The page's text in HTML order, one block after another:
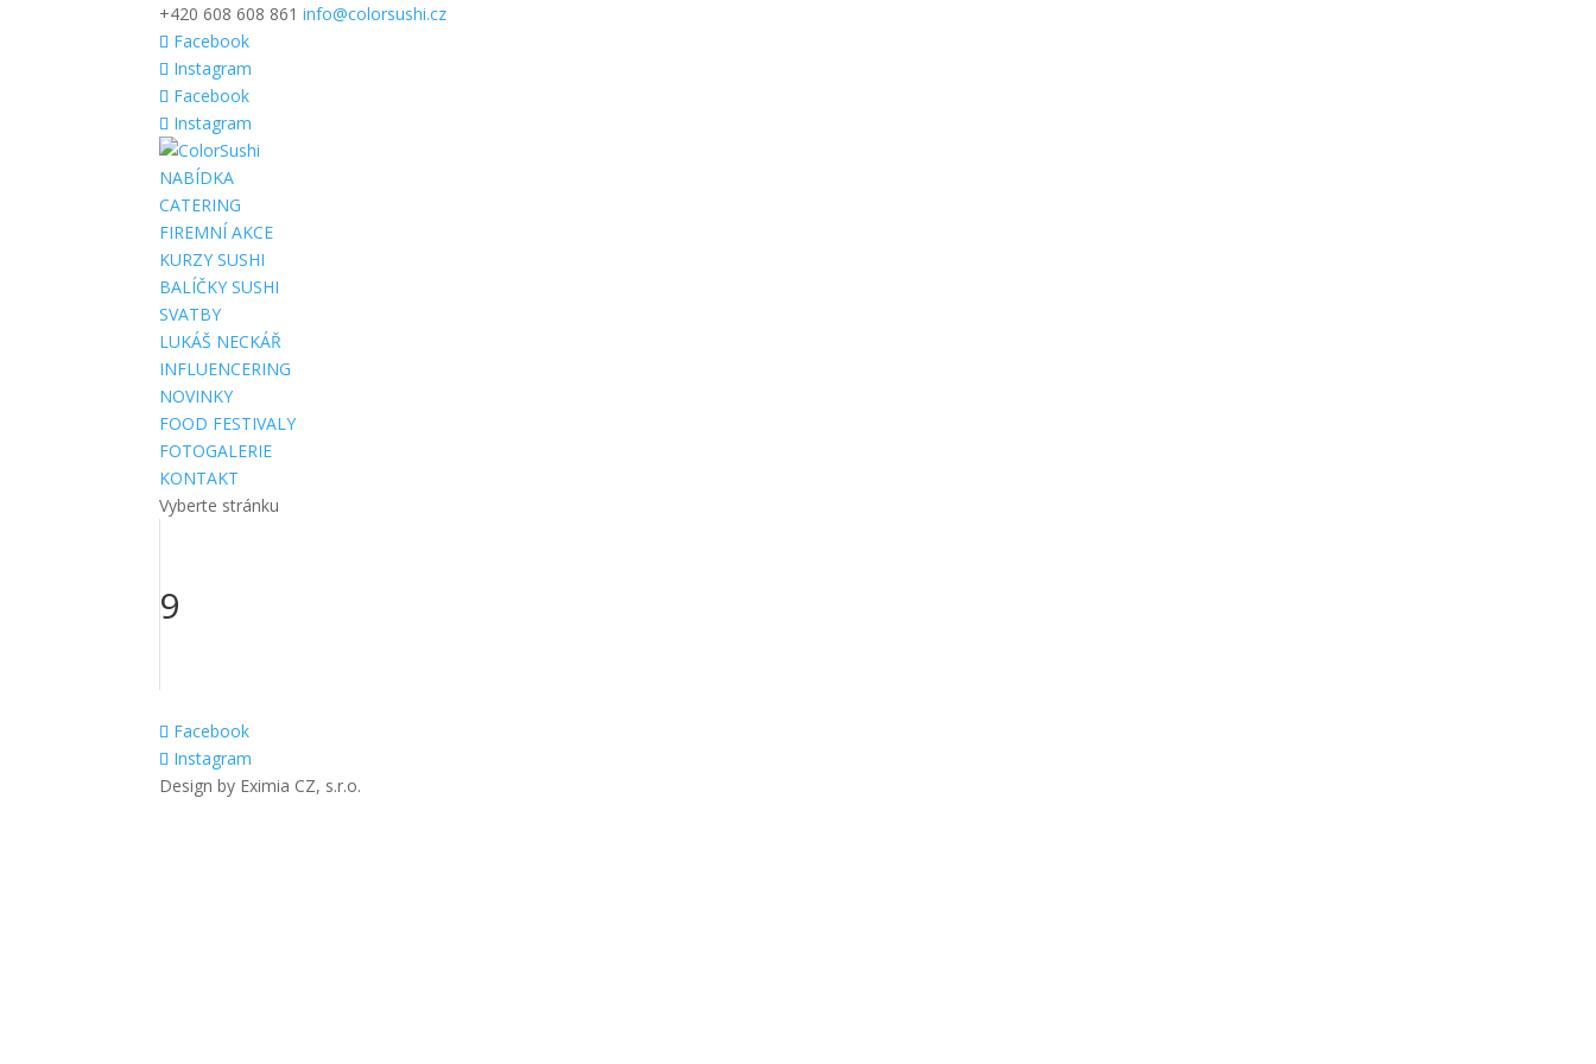
+420 608 608 861 info@colorsushi.cz
Facebook
Instagram
Facebook
Instagram
NABÍDKA
CATERING
FIREMNÍ AKCE
KURZY SUSHI
BALÍČKY SUSHI
SVATBY
LUKÁŠ NECKÁŘ
INFLUENCERING
NOVINKY
FOOD FESTIVALY
FOTOGALERIE
KONTAKT
Vyberte stránku
9
Facebook
Instagram
Design by Eximia CZ, s.r.o.